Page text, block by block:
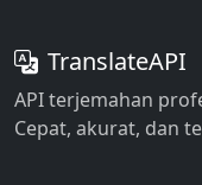
TranslateAPI
API terjemahan
Cepat, akurat, dan